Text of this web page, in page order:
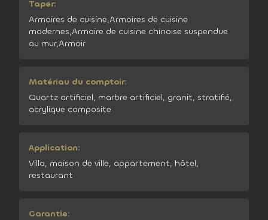
Taper:
Armoires de cuisine,Armoires de cuisine
modernes,Armoire de cuisine chinoise suspendue
au mur,Armoir
Matériau du comptoir:
Quartz artificiel, marbre artificiel, granit, stratifié,
acrylique composite
Application:
Villa, maison de ville, appartement, hôtel,
restaurant
Garantie: